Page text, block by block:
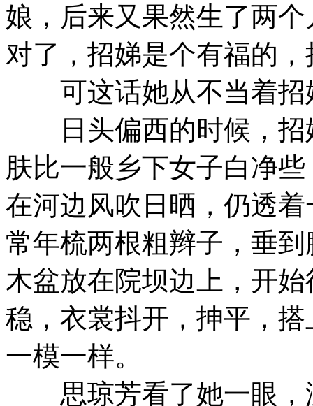
娘，后来又果然生了两
对了，招娣是个有福的
可这话她从不当着招
日头偏西的时候，招
肤比一般乡下女子白净
在河边风吹日晒，仍透
常年梳两根粗辫子，垂
木盆放在院坝边上，开
稳，衣裳抖开，抻平，
一模一样。
思琼芳看了她一眼，